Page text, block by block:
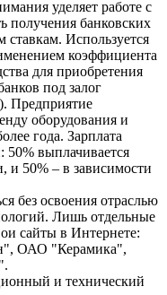
уделяет работе с
получения банковских
Используется
коэффициента
для приобретения
под залог
Предприятие
оборудования и
года. Зарплата
50% выплачивается
и 50% – в зависимости
без освоения отраслью
Лишь отдельные
сайты в Интернете:
ОАО "Керамика",
и технический